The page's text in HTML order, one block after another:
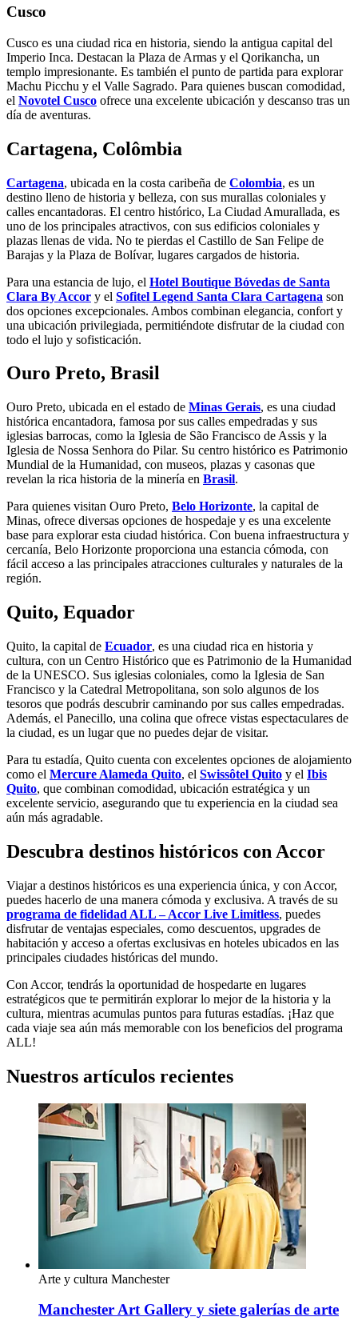
Cusco
Cusco es una ciudad rica en historia, siendo la antigua capital del
Imperio Inca. Destacan la Plaza de Armas y el Qorikancha, un
templo impresionante. Es también el punto de partida para explorar
Machu Picchu y el Valle Sagrado. Para quienes buscan comodidad,
el Novotel Cusco ofrece una excelente ubicación y descanso tras un
día de aventuras.
Cartagena, Colômbia
Cartagena, ubicada en la costa caribeña de Colombia, es un
destino lleno de historia y belleza, con sus murallas coloniales y
calles encantadoras. El centro histórico, La Ciudad Amurallada, es
uno de los principales atractivos, con sus edificios coloniales y
plazas llenas de vida. No te pierdas el Castillo de San Felipe de
Barajas y la Plaza de Bolívar, lugares cargados de historia.
Para una estancia de lujo, el Hotel Boutique Bóvedas de Santa
Clara By Accor y el Sofitel Legend Santa Clara Cartagena son
dos opciones excepcionales. Ambos combinan elegancia, confort y
una ubicación privilegiada, permitiéndote disfrutar de la ciudad con
todo el lujo y sofisticación.
Ouro Preto, Brasil
Ouro Preto, ubicada en el estado de Minas Gerais, es una ciudad
histórica encantadora, famosa por sus calles empedradas y sus
iglesias barrocas, como la Iglesia de São Francisco de Assis y la
Iglesia de Nossa Senhora do Pilar. Su centro histórico es Patrimonio
Mundial de la Humanidad, con museos, plazas y casonas que
revelan la rica historia de la minería en Brasil.
Para quienes visitan Ouro Preto, Belo Horizonte, la capital de
Minas, ofrece diversas opciones de hospedaje y es una excelente
base para explorar esta ciudad histórica. Con buena infraestructura y
cercanía, Belo Horizonte proporciona una estancia cómoda, con
fácil acceso a las principales atracciones culturales y naturales de la
región.
Quito, Equador
Quito, la capital de Ecuador, es una ciudad rica en historia y
cultura, con un Centro Histórico que es Patrimonio de la Humanidad
de la UNESCO. Sus iglesias coloniales, como la Iglesia de San
Francisco y la Catedral Metropolitana, son solo algunos de los
tesoros que podrás descubrir caminando por sus calles empedradas.
Además, el Panecillo, una colina que ofrece vistas espectaculares de
la ciudad, es un lugar que no puedes dejar de visitar.
Para tu estadía, Quito cuenta con excelentes opciones de alojamiento
como el Mercure Alameda Quito, el Swissôtel Quito y el Ibis
Quito, que combinan comodidad, ubicación estratégica y un
excelente servicio, asegurando que tu experiencia en la ciudad sea
aún más agradable.
Descubra destinos históricos con Accor
Viajar a destinos históricos es una experiencia única, y con Accor,
puedes hacerlo de una manera cómoda y exclusiva. A través de su
programa de fidelidad ALL – Accor Live Limitless, puedes
disfrutar de ventajas especiales, como descuentos, upgrades de
habitación y acceso a ofertas exclusivas en hoteles ubicados en las
principales ciudades históricas del mundo.
Con Accor, tendrás la oportunidad de hospedarte en lugares
estratégicos que te permitirán explorar lo mejor de la historia y la
cultura, mientras acumulas puntos para futuras estadías. ¡Haz que
cada viaje sea aún más memorable con los beneficios del programa
ALL!
Nuestros artículos recientes
Arte y cultura Manchester
Manchester Art Gallery y siete galerías de arte